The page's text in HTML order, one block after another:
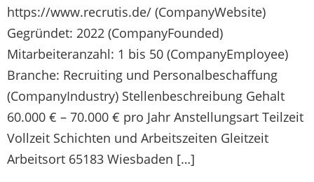
https://www.recrutis.de/ (CompanyWebsite)
Gegründet: 2022 (CompanyFounded)
Mitarbeiteranzahl: 1 bis 50 (CompanyEmployee)
Branche: Recruiting und Personalbeschaffung
(CompanyIndustry) Stellenbeschreibung Gehalt
60.000 € – 70.000 € pro Jahr Anstellungsart Teilzeit
Vollzeit Schichten und Arbeitszeiten Gleitzeit
Arbeitsort 65183 Wiesbaden […]